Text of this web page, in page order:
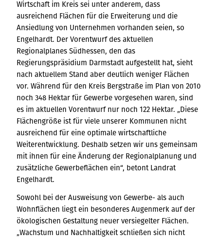
Wirtschaft im Kreis sei unter anderem, dass
ausreichend Flächen für die Erweiterung und die
Ansiedlung von Unternehmen vorhanden seien, so
Engelhardt. Der Vorentwurf des aktuellen
Regionalplanes Südhessen, den das
Regierungspräsidium Darmstadt aufgestellt hat, sieht
nach aktuellem Stand aber deutlich weniger Flächen
vor. Während für den Kreis Bergstraße im Plan von 2010
noch 348 Hektar für Gewerbe vorgesehen waren, sind
es im aktuellen Vorentwurf nur noch 122 Hektar. „Diese
Flächengröße ist für viele unserer Kommunen nicht
ausreichend für eine optimale wirtschaftliche
Weiterentwicklung. Deshalb setzen wir uns gemeinsam
mit ihnen für eine Änderung der Regionalplanung und
zusätzliche Gewerbeflächen ein“, betont Landrat
Engelhardt.
Sowohl bei der Ausweisung von Gewerbe- als auch
Wohnflächen liegt ein besonderes Augenmerk auf der
ökologischen Gestaltung neuer versiegelter Flächen.
„Wachstum und Nachhaltigkeit schließen sich nicht